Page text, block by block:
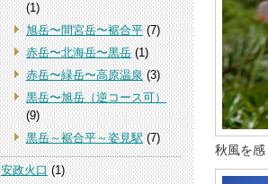
(1)
旭岳〜間宮岳〜裾合平(7)
赤岳〜北海岳〜黒岳(1)
赤岳〜緑岳〜高原温泉(3)
黒岳〜旭岳（逆コース可）
(9)
黒岳～裾合平～姿見駅(7)
安政火口(1)
秋風を